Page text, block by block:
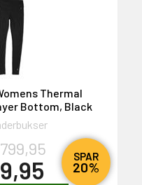
SPAR
20%
Thermal
Bottom, Black